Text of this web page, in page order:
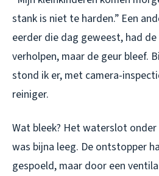
stank is niet te harden.” Een
eerder die dag geweest, had
verholpen, maar de geur bleef.
stond ik er, met camera-
reiniger.
Wat bleek? Het waterslot
was bijna leeg. De ontstopper
gespoeld, maar door een